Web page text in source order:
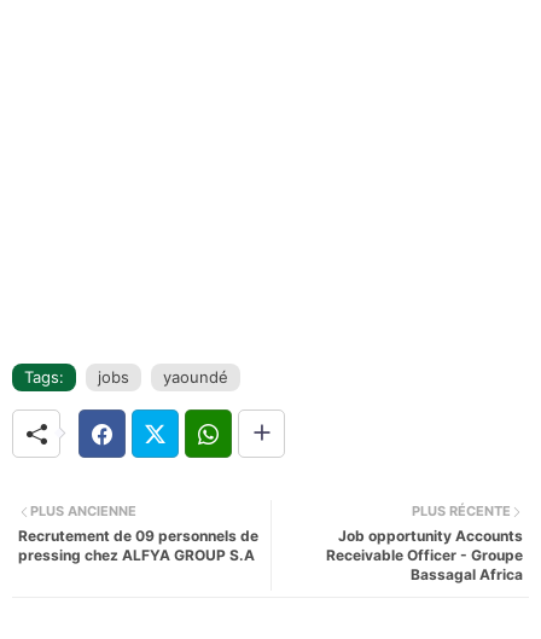
Tags: jobs yaoundé
PLUS RÉCENTE
Job opportunity Accounts
Receivable Officer - Groupe
Bassagal Africa
PLUS ANCIENNE
Recrutement de 09 personnels de
pressing chez ALFYA GROUP S.A